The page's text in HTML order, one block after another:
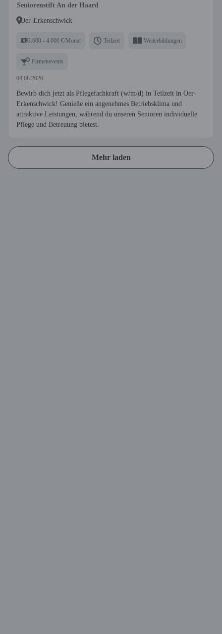
Seniorenstift An der Haard
Oer-Erkenschwick
3.600 - 4.000 €/Monat Teilzeit Weiterbildungen
Firmenevents
04.08.2026
Bewirb dich jetzt als Pflegefachkraft (w/m/d) in Teilzeit in Oer-
Erkenschwick! Genieße ein angenehmes Betriebsklima und
attraktive Leistungen, während du unseren Senioren individuelle
Pflege und Betreuung bietest.
Mehr laden